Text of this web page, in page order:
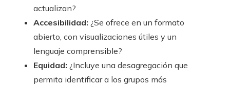
actualizan?
Accesibilidad: ¿Se ofrece en un formato
abierto, con visualizaciones útiles y un
lenguaje comprensible?
Equidad: ¿Incluye una desagregación que
permita identificar a los grupos más